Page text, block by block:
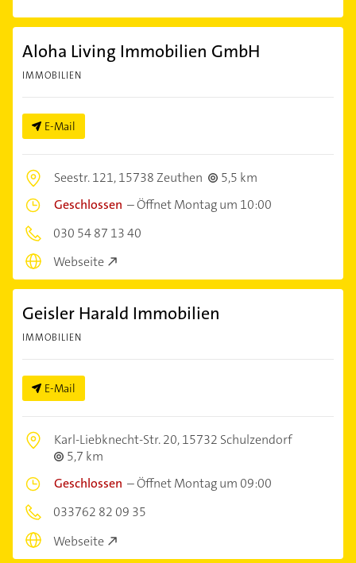
Aloha Living Immobilien GmbH
IMMOBILIEN
E-Mail
Seestr. 121,15738 Zeuthen
5,5 km
Geschlossen –Öffnet Montag um 10:00
030 54 87 13 40
Webseite
Geisler Harald Immobilien
IMMOBILIEN
E-Mail
Karl-Liebknecht-Str. 20,15732 Schulzendorf
5,7 km
Geschlossen –Öffnet Montag um 09:00
033762 82 09 35
Webseite